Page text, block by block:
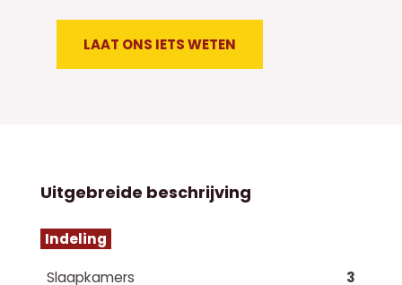
LAAT ONS IETS WETEN
Uitgebreide beschrijving
Indeling
Slaapkamers 3